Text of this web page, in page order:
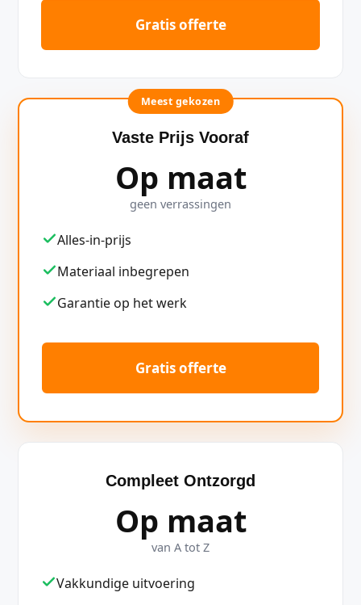
Gratis offerte
Meest gekozen
Vaste Prijs Vooraf
Op maat
geen verrassingen
Alles-in-prijs
Materiaal inbegrepen
Garantie op het werk
Gratis offerte
Compleet Ontzorgd
Op maat
van A tot Z
Vakkundige uitvoering